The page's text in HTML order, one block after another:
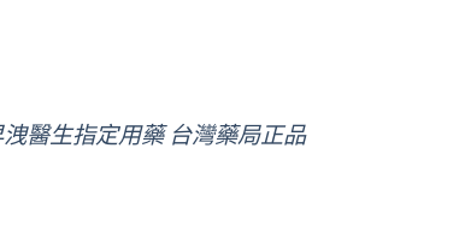
醫生指定用藥 台灣藥局正品